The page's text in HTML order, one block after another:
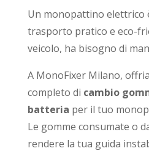
Un monopattino elettrico
trasporto pratico e eco-
veicolo, ha bisogno di
A MonoFixer Milano,
completo di cambio
batteria per il tuo
Le gomme consumate o
rendere la tua guida